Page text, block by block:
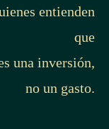
entienden
que
una inversión,
no un gasto.